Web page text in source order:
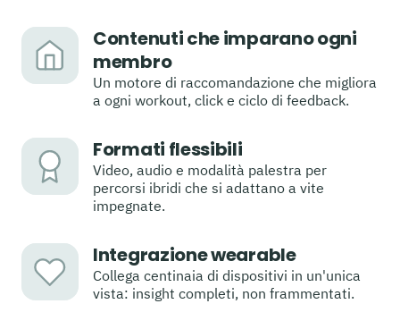
Contenuti che imparano ogni
membro
Un motore di raccomandazione che migliora
a ogni workout, click e ciclo di feedback.
Formati flessibili
Video, audio e modalità palestra per
percorsi ibridi che si adattano a vite
impegnate.
Integrazione wearable
Collega centinaia di dispositivi in un'unica
vista: insight completi, non frammentati.